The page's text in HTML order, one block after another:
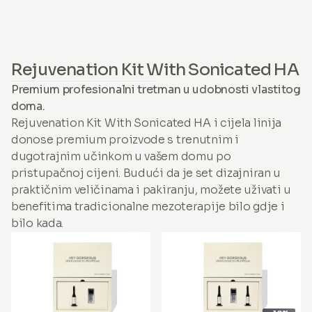
Rejuvenation Kit With Sonicated HA
Premium profesionalni tretman u udobnosti vlastitog
doma.
Rejuvenation Kit With Sonicated HA i cijela linija
donose premium proizvode s trenutnim i
dugotrajnim učinkom u vašem domu po
pristupačnoj cijeni. Budući da je set dizajniran u
praktičnim veličinama i pakiranju, možete uživati u
benefitima tradicionalne mezoterapije bilo gdje i
bilo kada.